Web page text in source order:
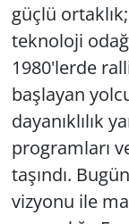
güçlü
teknoloji
1980'lerde
başlayan
dayanıklılık
programları
taşındı.
vizyonu ile